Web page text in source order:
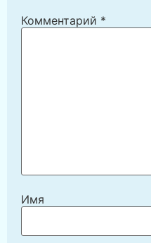
Комментарий *
Имя